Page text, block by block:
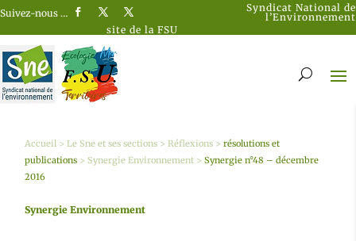
Suivez-nous …
Syndicat National de
l’Environnement
site de la FSU
Accueil >Le Sne et ses sections >Réflexions >résolutions et
publications > Synergie Environnement >Synergie n°48 – décembre
2016
Synergie Environnement